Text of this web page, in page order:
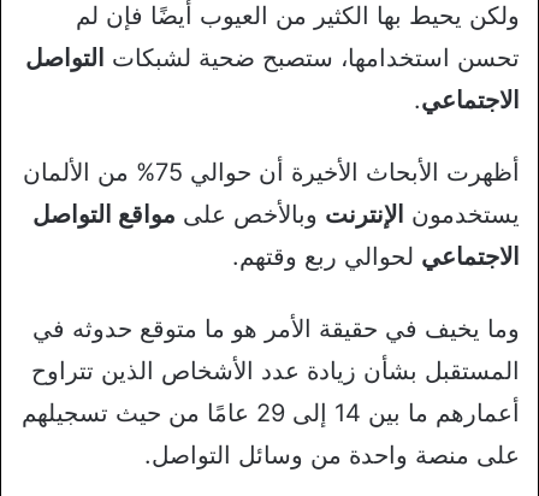
ولكن يحيط بها الكثير من العيوب أيضًا فإن لم
تحسن استخدامها، ستصبح ضحية لشبكات التواصل
الاجتماعي.
أظهرت الأبحاث الأخيرة أن حوالي 75% من الألمان
يستخدمون الإنترنت وبالأخص على مواقع التواصل
الاجتماعي لحوالي ربع وقتهم.
وما يخيف في حقيقة الأمر هو ما متوقع حدوثه في
المستقبل بشأن زيادة عدد الأشخاص الذين تتراوح
أعمارهم ما بين 14 إلى 29 عامًا من حيث تسجيلهم
على منصة واحدة من وسائل التواصل.